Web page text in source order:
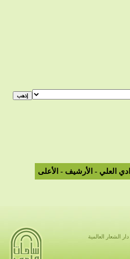
العلي - الأرشيف - الأعلى
الشعار العالمية